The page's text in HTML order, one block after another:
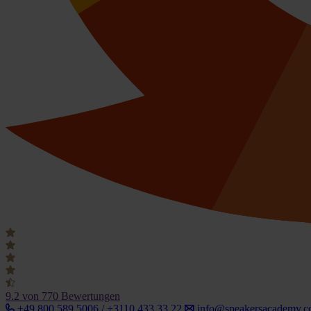
9.2 von 770 Bewertungen
+49 800 589 5006 / +3110 433 33 22